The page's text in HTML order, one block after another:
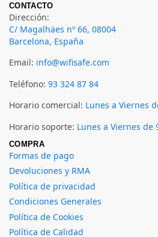
CONTACTO
Dirección:
C/ Magalhäes nº 66, 08004
Barcelona, España
Email: info@wifisafe.com
Teléfono: 93 324 87 84
Horario comercial: Lunes a Viernes
Horario soporte: Lunes a Viernes de
COMPRA
Formas de pago
Devoluciones y RMA
Política de privacidad
Condiciones Generales
Política de Cookies
Política de Calidad